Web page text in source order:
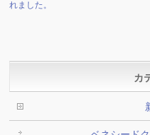
れました。
カ